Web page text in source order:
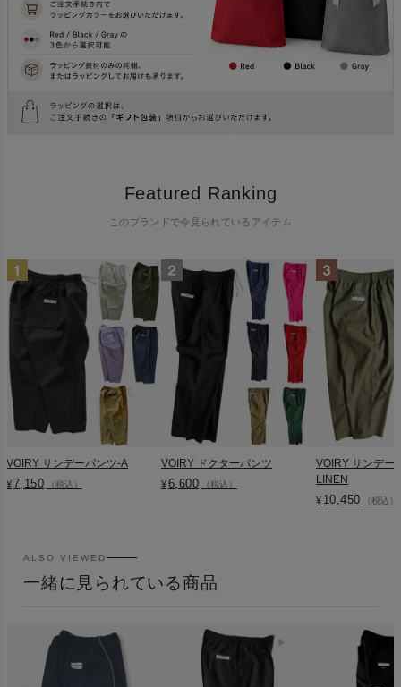
Featured Ranking
このブランドで今見られているアイテム
VOIRY サンデーパンツ-A
¥7,150 （税込）
VOIRY ドクターパンツ
¥6,600 （税込）
VOIRY サンデー
LINEN
¥ 10,450 （税込）
ALSO VIEWED
一緒に見られている商品